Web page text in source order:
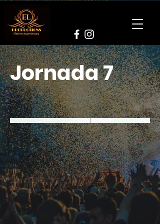
Jornada 7